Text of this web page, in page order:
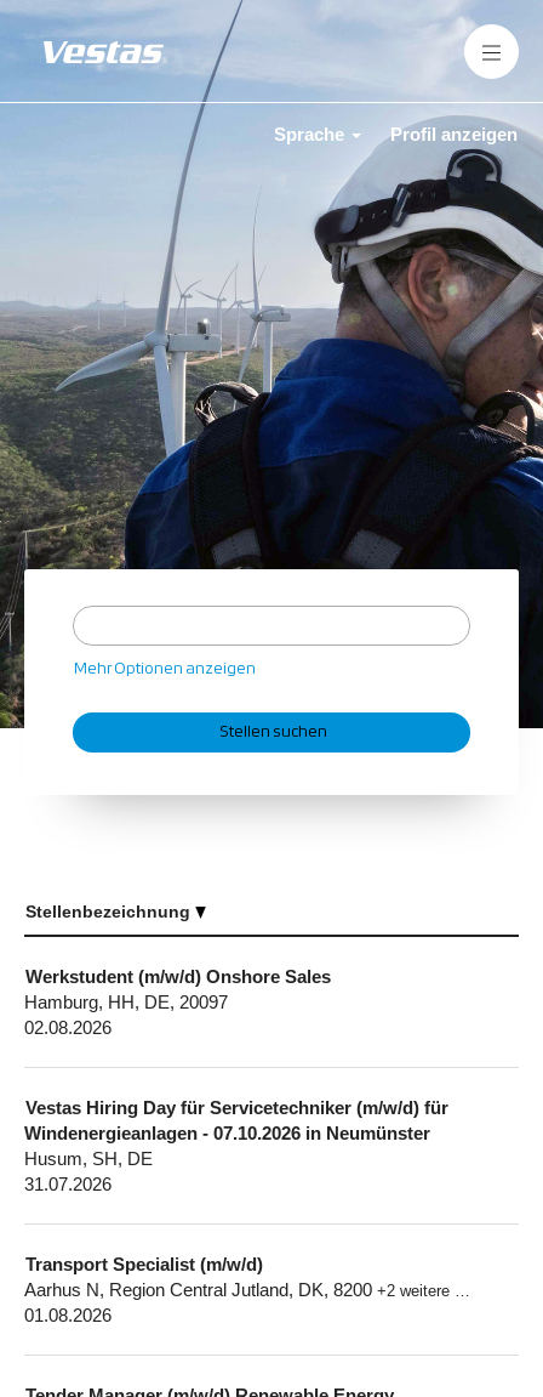
Sprache Profil anzeigen
Mehr Optionen anzeigen
Stellenbezeichnung
Werkstudent (m/w/d) Onshore Sales
Hamburg, HH, DE, 20097
02.08.2026
Vestas Hiring Day für Servicetechniker (m/w/d) für
Windenergieanlagen - 07.10.2026 in Neumünster
Husum, SH, DE
31.07.2026
Transport Specialist (m/w/d)
Aarhus N, Region Central Jutland, DK, 8200 +2 weitere …
01.08.2026